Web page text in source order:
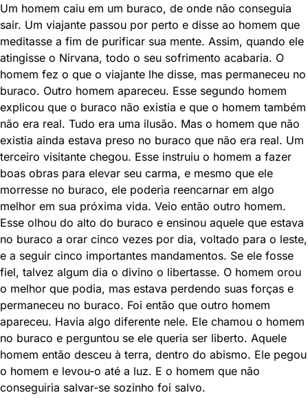
Um homem caiu em um buraco, de onde não conseguia
sair. Um viajante passou por perto e disse ao homem que
meditasse a fim de purificar sua mente. Assim, quando ele
atingisse o Nirvana, todo o seu sofrimento acabaria. O
homem fez o que o viajante lhe disse, mas permaneceu no
buraco. Outro homem apareceu. Esse segundo homem
explicou que o buraco não existia e que o homem também
não era real. Tudo era uma ilusão. Mas o homem que não
existia ainda estava preso no buraco que não era real. Um
terceiro visitante chegou. Esse instruiu o homem a fazer
boas obras para elevar seu carma, e mesmo que ele
morresse no buraco, ele poderia reencarnar em algo
melhor em sua próxima vida. Veio então outro homem.
Esse olhou do alto do buraco e ensinou aquele que estava
no buraco a orar cinco vezes por dia, voltado para o leste,
e a seguir cinco importantes mandamentos. Se ele fosse
fiel, talvez algum dia o divino o libertasse. O homem orou
o melhor que podia, mas estava perdendo suas forças e
permaneceu no buraco. Foi então que outro homem
apareceu. Havia algo diferente nele. Ele chamou o homem
no buraco e perguntou se ele queria ser liberto. Aquele
homem então desceu à terra, dentro do abismo. Ele pegou
o homem e levou-o até a luz. E o homem que não
conseguiria salvar-se sozinho foi salvo.